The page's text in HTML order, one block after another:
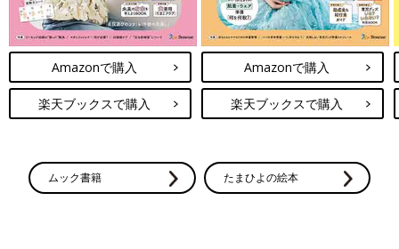
Amazonで購入
楽天ブックスで購入
Amazonで購入
楽天ブックスで購入
ムック書籍 たまひよの絵本